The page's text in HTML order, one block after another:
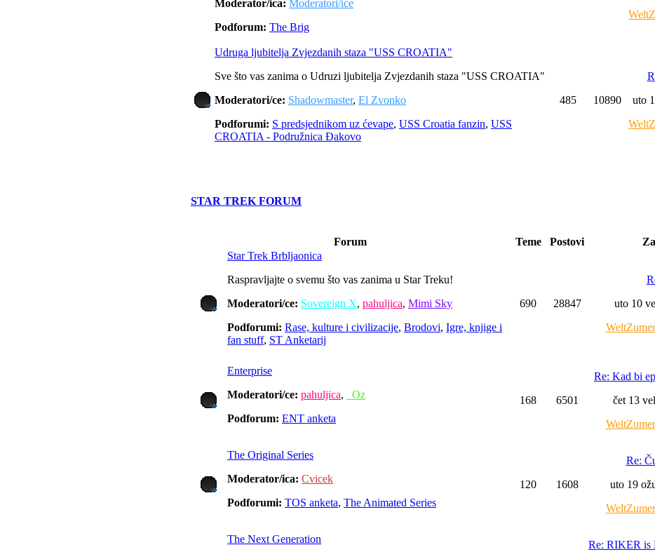
Moderator/ica: Moderatori/ice
Podforum: The Brig
Udruga ljubitelja Zvjezdanih staza "USS CROATIA"
Sve što vas zanima o Udruzi ljubitelja Zvjezdanih staza "USS CROATIA"
Moderatori/ce: Shadowmaster, El Zvonko
Podforumi: S predsjednikom uz ćevape, USS Croatia fanzin, USS
CROATIA - Podružnica Đakovo
485 10890
uto
STAR TREK FORUM
Forum Teme Postovi
Star Trek Brbljaonica
Raspravljajte o svemu što vas zanima u Star Treku!
Moderatori/ce: Sovereign X, pahuljica, Mimi Sky
Podforumi: Rase, kulture i civilizacije, Brodovi, Igre, knjige i
fan stuff, ST Anketarij
690 28847
uto 10
Enterprise
Moderatori/ce: pahuljica,
_Oz
Podforum: ENT anketa
168 6501
Re: Kad bi
čet 13
The Original Series
Moderator/ica: Cvicek
Podforumi: TOS anketa, The Animated Series
120 1608
Re:
uto 19
The Next Generation
Re: RIKER